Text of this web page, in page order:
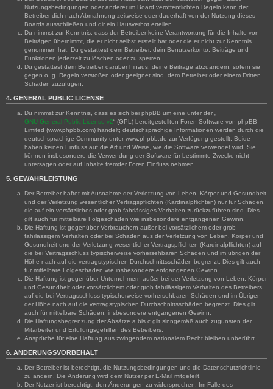
Nutzungsbedingungen oder anderer im Board veröffentlichten Regeln kann der
Betreiber dich nach Abmahnung zeitweise oder dauerhaft von der Nutzung dieses
Boards ausschließen und dir ein Hausverbot erteilen.
Du nimmst zur Kenntnis, dass der Betreiber keine Verantwortung für die Inhalte von
Beiträgen übernimmt, die er nicht selbst erstellt hat oder die er nicht zur Kenntnis
genommen hat. Du gestattest dem Betreiber, dein Benutzerkonto, Beiträge und
Funktionen jederzeit zu löschen oder zu sperren.
Du gestattest dem Betreiber darüber hinaus, deine Beiträge abzuändern, sofern sie
gegen o. g. Regeln verstoßen oder geeignet sind, dem Betreiber oder einem Dritten
Schaden zuzufügen.
4. GENERAL PUBLIC LICENSE
Du nimmst zur Kenntnis, dass es sich bei phpBB um eine unter der „
GNU General Public License v2“ (GPL) bereitgestellten Foren-Software von phpBB
Limited (www.phpbb.com) handelt; deutschsprachige Informationen werden durch die
deutschsprachige Community unter www.phpbb.de zur Verfügung gestellt. Beide
haben keinen Einfluss auf die Art und Weise, wie die Software verwendet wird. Sie
können insbesondere die Verwendung der Software für bestimmte Zwecke nicht
untersagen oder auf Inhalte fremder Foren Einfluss nehmen.
5. GEWÄHRLEISTUNG
Der Betreiber haftet mit Ausnahme der Verletzung von Leben, Körper und Gesundheit
und der Verletzung wesentlicher Vertragspflichten (Kardinalpflichten) nur für Schäden,
die auf ein vorsätzliches oder grob fahrlässiges Verhalten zurückzuführen sind. Dies
gilt auch für mittelbare Folgeschäden wie insbesondere entgangenen Gewinn.
Die Haftung ist gegenüber Verbrauchern außer bei vorsätzlichem oder grob
fahrlässigem Verhalten oder bei Schäden aus der Verletzung von Leben, Körper und
Gesundheit und der Verletzung wesentlicher Vertragspflichten (Kardinalpflichten) auf
die bei Vertragsschluss typischerweise vorhersehbaren Schäden und im übrigen der
Höhe nach auf die vertragstypischen Durchschnittsschäden begrenzt. Dies gilt auch
für mittelbare Folgeschäden wie insbesondere entgangenen Gewinn.
Die Haftung ist gegenüber Unternehmern außer bei der Verletzung von Leben, Körper
und Gesundheit oder vorsätzlichem oder grob fahrlässigem Verhalten des Betreibers
auf die bei Vertragsschluss typischerweise vorhersehbaren Schäden und im Übrigen
der Höhe nach auf die vertragstypischen Durchschnittsschäden begrenzt. Dies gilt
auch für mittelbare Schäden, insbesondere entgangenen Gewinn.
Die Haftungsbegrenzung der Absätze a bis c gilt sinngemäß auch zugunsten der
Mitarbeiter und Erfüllungsgehilfen des Betreibers.
Ansprüche für eine Haftung aus zwingendem nationalem Recht bleiben unberührt.
6. ÄNDERUNGSVORBEHALT
Der Betreiber ist berechtigt, die Nutzungsbedingungen und die Datenschutzrichtlinie
zu ändern. Die Änderung wird dem Nutzer per E-Mail mitgeteilt.
Der Nutzer ist berechtigt, den Änderungen zu widersprechen. Im Falle des